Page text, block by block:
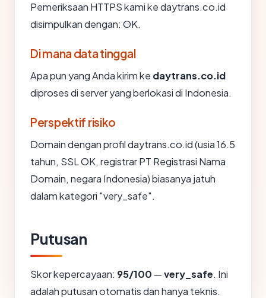
Pemeriksaan HTTPS kami ke daytrans.co.id
disimpulkan dengan: OK.
Di mana data tinggal
Apa pun yang Anda kirim ke daytrans.co.id
diproses di server yang berlokasi di Indonesia.
Perspektif risiko
Domain dengan profil daytrans.co.id (usia 16.5
tahun, SSL OK, registrar PT Registrasi Nama
Domain, negara Indonesia) biasanya jatuh
dalam kategori "very_safe".
Putusan
Skor kepercayaan: 95/100 —very_safe. Ini
adalah putusan otomatis dan hanya teknis.